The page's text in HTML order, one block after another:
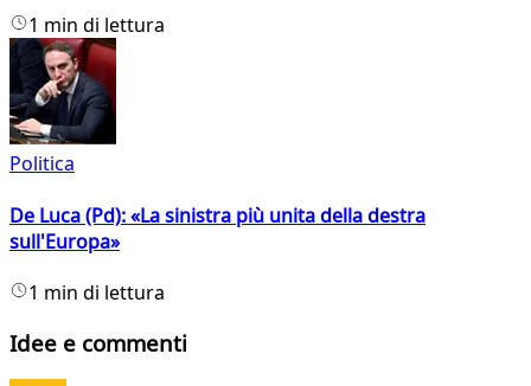
1 min di lettura
Politica
De Luca (Pd): «La sinistra più unita della destra
sull'Europa»
1 min di lettura
Idee e commenti